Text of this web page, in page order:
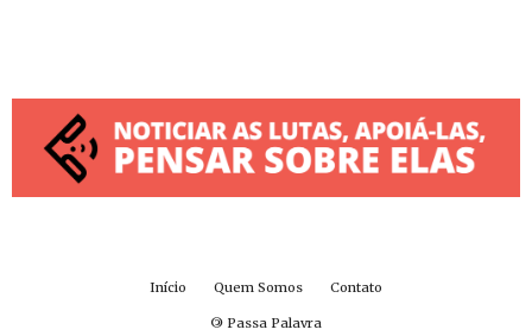
Início Quem Somos Contato
© Passa Palavra